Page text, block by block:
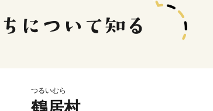
つるいむら